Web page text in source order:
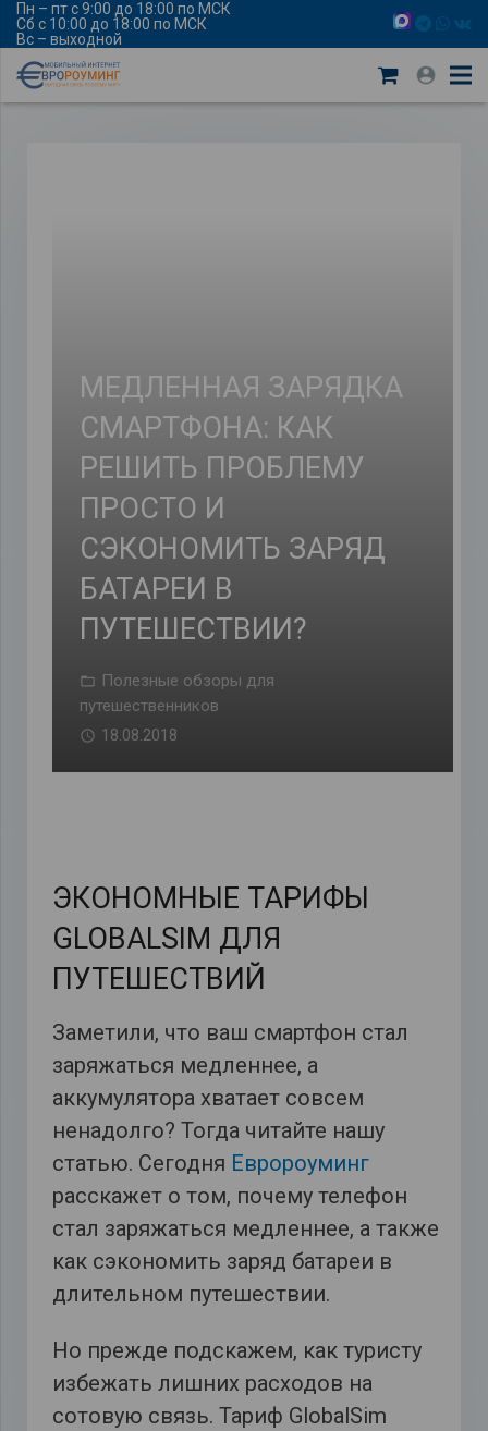
Пн – пт с 9:00 до 18:00 по МСК
Сб с 10:00 до 18:00 по МСК
Вс – выходной
МЕДЛЕННАЯ ЗАРЯДКА
СМАРТФОНА: КАК
РЕШИТЬ ПРОБЛЕМУ
ПРОСТО И
СЭКОНОМИТЬ ЗАРЯД
БАТАРЕИ В
ПУТЕШЕСТВИИ?
Полезные обзоры для
путешественников
18.08.2018
ЭКОНОМНЫЕ ТАРИФЫ
GLOBALSIM ДЛЯ
ПУТЕШЕСТВИЙ
Заметили, что ваш смартфон стал
заряжаться медленнее, а
аккумулятора хватает совсем
ненадолго? Тогда читайте нашу
статью. Сегодня Евророуминг
расскажет о том, почему телефон
стал заряжаться медленнее, а также
как сэкономить заряд батареи в
длительном путешествии.
Но прежде подскажем, как туристу
избежать лишних расходов на
сотовую связь. Тариф GlobalSim